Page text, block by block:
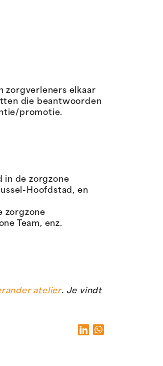
zorgverleners elkaar
die beantwoorden
promotie.
in de zorgzone
Hoofdstad, en
zorgzone
Team, enz.
atelier. Je vindt